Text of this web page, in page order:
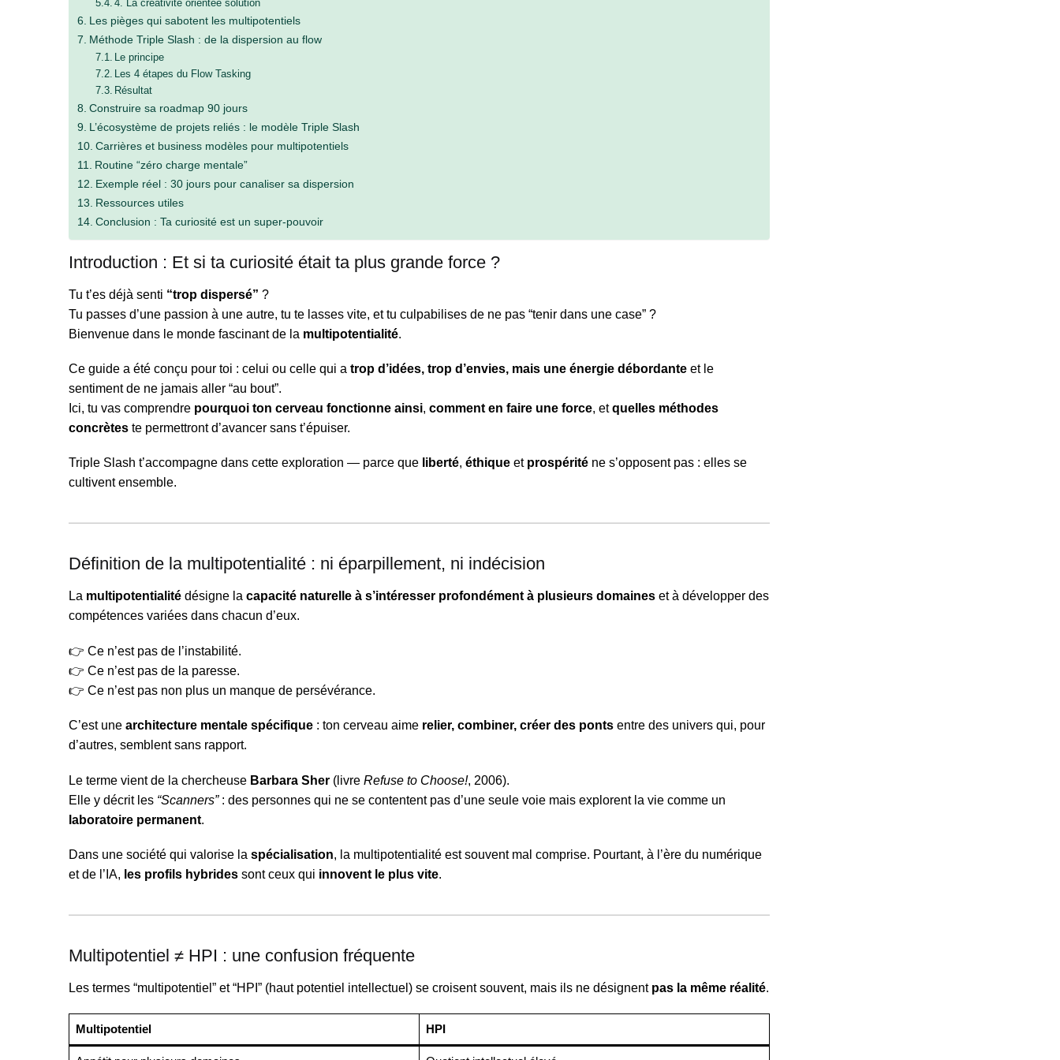
4. La créativité orientée solution
Les pièges qui sabotent les multipotentiels
Méthode Triple Slash : de la dispersion au flow
Le principe
Les 4 étapes du Flow Tasking
Résultat
Construire sa roadmap 90 jours
L’écosystème de projets reliés : le modèle Triple Slash
Carrières et business modèles pour multipotentiels
Routine “zéro charge mentale”
Exemple réel : 30 jours pour canaliser sa dispersion
Ressources utiles
Conclusion : Ta curiosité est un super-pouvoir
Introduction : Et si ta curiosité était ta plus grande force ?
Tu t’es déjà senti “trop dispersé” ?
Tu passes d’une passion à une autre, tu te lasses vite, et tu culpabilises de ne pas “tenir dans une case” ?
Bienvenue dans le monde fascinant de la multipotentialité.
Ce guide a été conçu pour toi : celui ou celle qui a trop d’idées, trop d’envies, mais une énergie débordante et le
sentiment de ne jamais aller “au bout”.
Ici, tu vas comprendre pourquoi ton cerveau fonctionne ainsi, comment en faire une force, etquelles méthodes
concrètes te permettront d’avancer sans t’épuiser.
Triple Slash t’accompagne dans cette exploration — parce que liberté, éthique et prospérité ne s’opposent pas : elles se
cultivent ensemble.
Définition de la multipotentialité : ni éparpillement, ni indécision
La multipotentialité désigne la capacité naturelle à s’intéresser profondément à plusieurs domaines et à développer des
compétences variées dans chacun d’eux.
👉 Ce n’est pas de l’instabilité.
👉 Ce n’est pas de la paresse.
👉 Ce n’est pas non plus un manque de persévérance.
C’est une architecture mentale spécifique : ton cerveau aime relier, combiner, créer des ponts entre des univers qui, pour
d’autres, semblent sans rapport.
Le terme vient de la chercheuse Barbara Sher (livre Refuse to Choose!, 2006).
Elle y décrit les “Scanners”: des personnes qui ne se contentent pas d’une seule voie mais explorent la vie comme un
laboratoire permanent.
Dans une société qui valorise la spécialisation, la multipotentialité est souvent mal comprise. Pourtant, à l’ère du numérique
et de l’IA, les profils hybrides sont ceux qui innovent le plus vite.
Multipotentiel ≠ HPI : une confusion fréquente
Les termes “multipotentiel” et “HPI” (haut potentiel intellectuel) se croisent souvent, mais ils ne désignent pas la même réalité.
Multipotentiel HPI